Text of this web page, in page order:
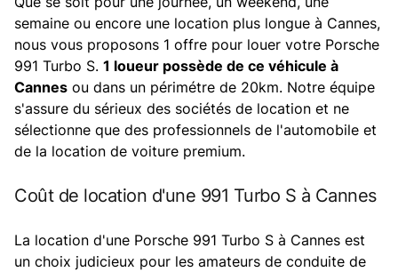
semaine ou encore une location plus longue à Cannes,
nous vous proposons 1 offre pour louer votre Porsche
991 Turbo S. 1 loueur possède de ce véhicule à
Cannes ou dans un périmétre de 20km. Notre équipe
s'assure du sérieux des sociétés de location et ne
sélectionne que des professionnels de l'automobile et
de la location de voiture premium.
Coût de location d'une 991 Turbo S à Cannes
La location d'une Porsche 991 Turbo S à Cannes est
un choix judicieux pour les amateurs de conduite de